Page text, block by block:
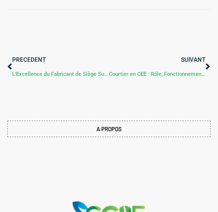
PRECEDENT
L’Excellence du Fabricant de Siège Sur Mesure Aéronautique : Confort, Innovation et Performance ✈️
SUIVANT
Courtier en CEE : Rôle, Fonctionnement et Avantages pour la Valorisation des Certificats d’Économies d’Énergie
A PROPOS